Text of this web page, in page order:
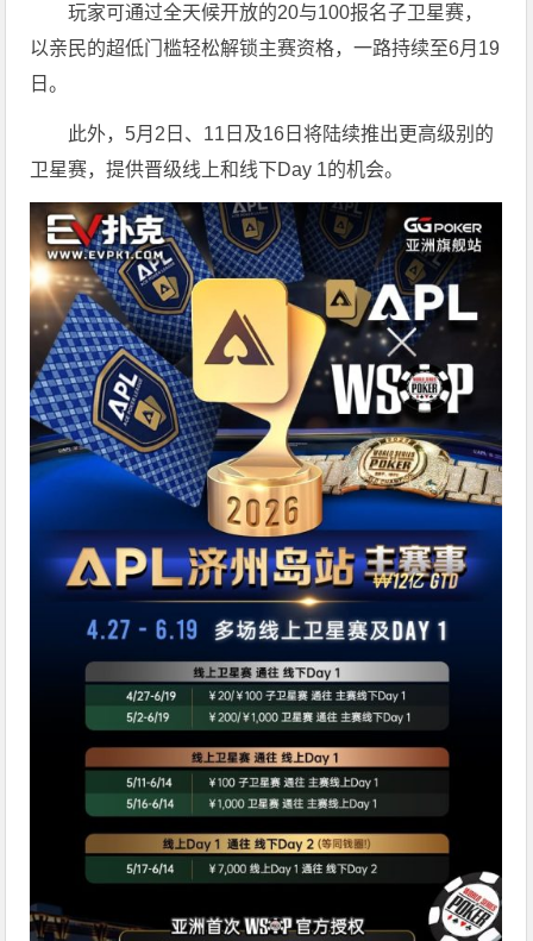
玩家可通过全天候开放的20与100报名子卫星赛，
以亲民的超低门槛轻松解锁主赛资格，一路持续至6月19
日。
此外，5月2日、11日及16日将陆续推出更高级别的
卫星赛，提供晋级线上和线下Day 1的机会。